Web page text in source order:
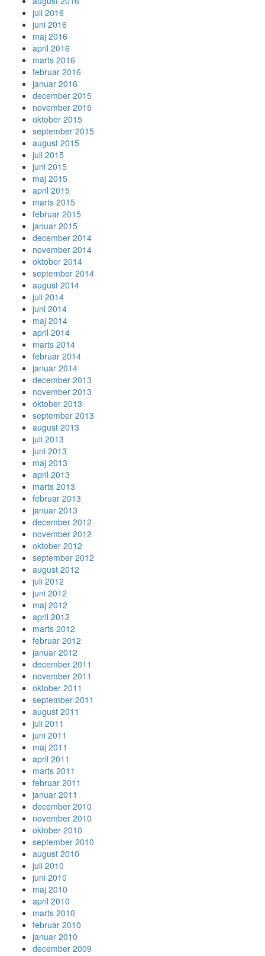
juli 2016
juni 2016
maj 2016
april 2016
marts 2016
februar 2016
januar 2016
december 2015
november 2015
oktober 2015
september 2015
august 2015
juli 2015
juni 2015
maj 2015
april 2015
marts 2015
februar 2015
januar 2015
december 2014
november 2014
oktober 2014
september 2014
august 2014
juli 2014
juni 2014
maj 2014
april 2014
marts 2014
februar 2014
januar 2014
december 2013
november 2013
oktober 2013
september 2013
august 2013
juli 2013
juni 2013
maj 2013
april 2013
marts 2013
februar 2013
januar 2013
december 2012
november 2012
oktober 2012
september 2012
august 2012
juli 2012
juni 2012
maj 2012
april 2012
marts 2012
februar 2012
januar 2012
december 2011
november 2011
oktober 2011
september 2011
august 2011
juli 2011
juni 2011
maj 2011
april 2011
marts 2011
februar 2011
januar 2011
december 2010
november 2010
oktober 2010
september 2010
august 2010
juli 2010
juni 2010
maj 2010
april 2010
marts 2010
februar 2010
januar 2010
december 2009